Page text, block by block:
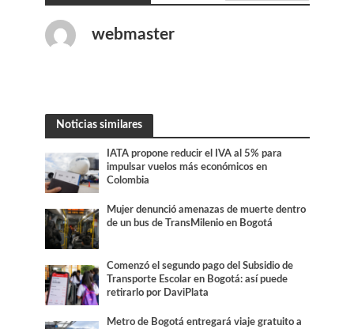
webmaster
Noticias similares
IATA propone reducir el IVA al 5% para
impulsar vuelos más económicos en
Colombia
Mujer denunció amenazas de muerte dentro
de un bus de TransMilenio en Bogotá
Comenzó el segundo pago del Subsidio de
Transporte Escolar en Bogotá: así puede
retirarlo por DaviPlata
Metro de Bogotá entregará viaje gratuito a